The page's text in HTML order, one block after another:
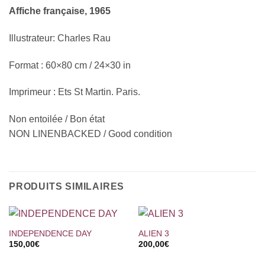
Affiche française, 1965
Illustrateur: Charles Rau
Format : 60×80 cm / 24×30 in
Imprimeur : Ets St Martin. Paris.
Non entoilée / Bon état
NON LINENBACKED / Good condition
PRODUITS SIMILAIRES
INDEPENDENCE DAY
150,00€
ALIEN 3
200,00€